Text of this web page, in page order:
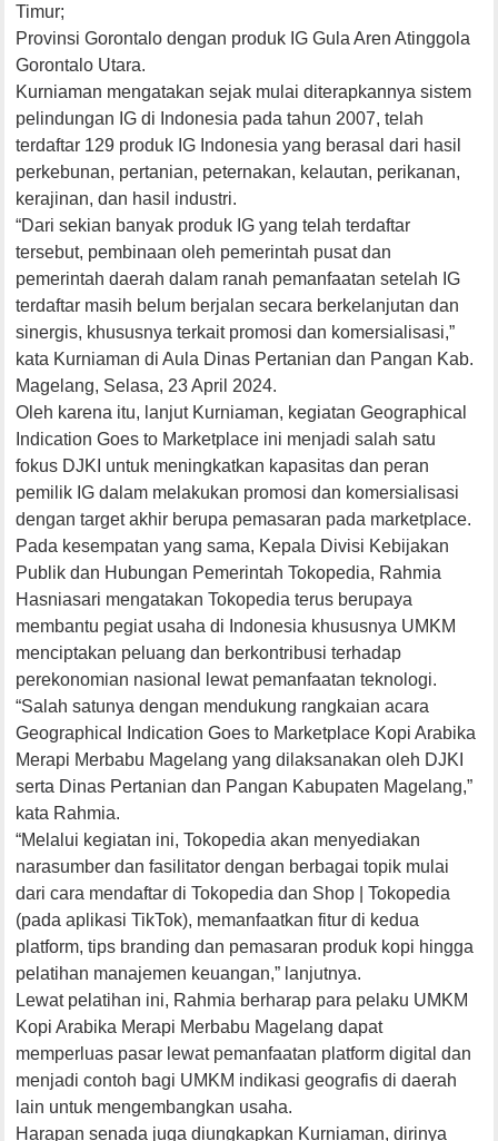
Timur;
Provinsi Gorontalo dengan produk IG Gula Aren Atinggola
Gorontalo Utara.
Kurniaman mengatakan sejak mulai diterapkannya sistem
pelindungan IG di Indonesia pada tahun 2007, telah
terdaftar 129 produk IG Indonesia yang berasal dari hasil
perkebunan, pertanian, peternakan, kelautan, perikanan,
kerajinan, dan hasil industri.
“Dari sekian banyak produk IG yang telah terdaftar
tersebut, pembinaan oleh pemerintah pusat dan
pemerintah daerah dalam ranah pemanfaatan setelah IG
terdaftar masih belum berjalan secara berkelanjutan dan
sinergis, khususnya terkait promosi dan komersialisasi,”
kata Kurniaman di Aula Dinas Pertanian dan Pangan Kab.
Magelang, Selasa, 23 April 2024.
Oleh karena itu, lanjut Kurniaman, kegiatan Geographical
Indication Goes to Marketplace ini menjadi salah satu
fokus DJKI untuk meningkatkan kapasitas dan peran
pemilik IG dalam melakukan promosi dan komersialisasi
dengan target akhir berupa pemasaran pada marketplace.
Pada kesempatan yang sama, Kepala Divisi Kebijakan
Publik dan Hubungan Pemerintah Tokopedia, Rahmia
Hasniasari mengatakan Tokopedia terus berupaya
membantu pegiat usaha di Indonesia khususnya UMKM
menciptakan peluang dan berkontribusi terhadap
perekonomian nasional lewat pemanfaatan teknologi.
“Salah satunya dengan mendukung rangkaian acara
Geographical Indication Goes to Marketplace Kopi Arabika
Merapi Merbabu Magelang yang dilaksanakan oleh DJKI
serta Dinas Pertanian dan Pangan Kabupaten Magelang,”
kata Rahmia.
“Melalui kegiatan ini, Tokopedia akan menyediakan
narasumber dan fasilitator dengan berbagai topik mulai
dari cara mendaftar di Tokopedia dan Shop | Tokopedia
(pada aplikasi TikTok), memanfaatkan fitur di kedua
platform, tips branding dan pemasaran produk kopi hingga
pelatihan manajemen keuangan,” lanjutnya.
Lewat pelatihan ini, Rahmia berharap para pelaku UMKM
Kopi Arabika Merapi Merbabu Magelang dapat
memperluas pasar lewat pemanfaatan platform digital dan
menjadi contoh bagi UMKM indikasi geografis di daerah
lain untuk mengembangkan usaha.
Harapan senada juga diungkapkan Kurniaman, dirinya